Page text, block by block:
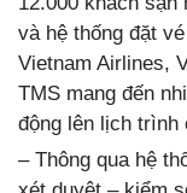
và hệ thống đặt
Vietnam Airlines,
TMS mang đến
động lên lịch trình
– Thông qua hệ